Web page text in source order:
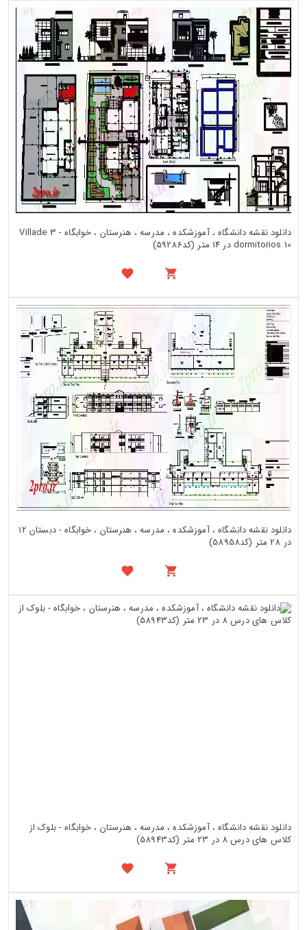
دانلود نقشه دانشگاه ، آموزشکده ، مدرسه ، هنرستان ، خوابگاه - Villade 3
dormitorios 10 در 14 متر (کد59286)
دانلود نقشه دانشگاه ، آموزشکده ، مدرسه ، هنرستان ، خوابگاه - دبستان 12
در 28 متر (کد58958)
دانلود نقشه دانشگاه ، آموزشکده ، مدرسه ، هنرستان ، خوابگاه - بلوک از
کلاس های درس 8 در 23 متر (کد58943)